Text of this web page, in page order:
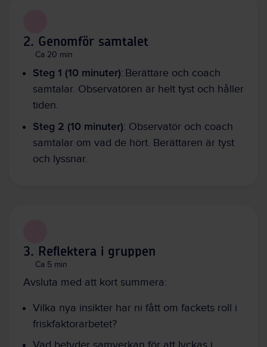
2. Genomför samtalet
Ca 20 min
Steg 1 (10 minuter): Berättare och coach
samtalar. Observatören är helt tyst och håller
tiden.
Steg 2 (10 minuter): Observatör och coach
samtalar om vad de hört. Berättaren är tyst
och lyssnar.
3. Reflektera i gruppen
Ca 5 min
Avsluta med att kort summera:
Vilka nya insikter har ni fått om fackets roll i
friskfaktorarbetet?